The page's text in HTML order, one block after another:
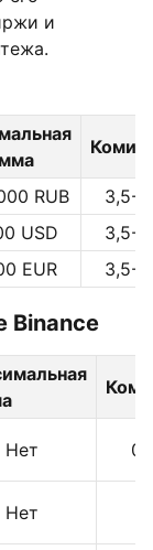
и
RUB
3,5-
USD
3,5-
EUR 3,5-
Binance
Нет
Нет